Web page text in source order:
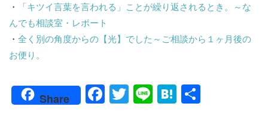
・
「キツイ言葉を言われる」ことが繰り返されるとき。～な
んでも相談室・レポート
・ 全く別の角度からの【光】でした～ご相談から１ヶ月後の
お便り。
Share
F
T
Li H